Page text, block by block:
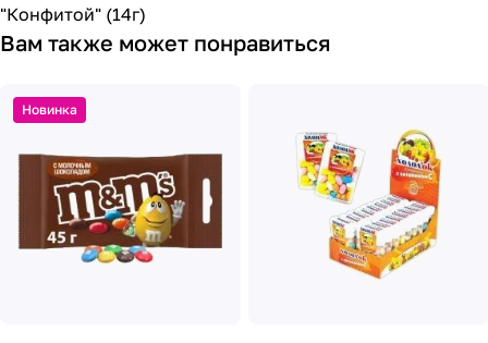
"Конфитой" (14г)
Вам также может понравиться
Новинка